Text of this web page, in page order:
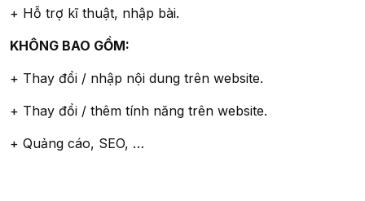
+ Hỗ trợ kĩ thuật, nhập bài.
KHÔNG BAO GỒM:
+ Thay đổi / nhập nội dung trên website.
+ Thay đổi / thêm tính năng trên website.
+ Quảng cáo, SEO, …